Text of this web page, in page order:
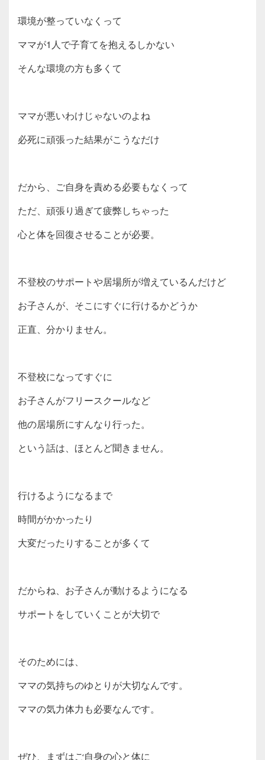
環境が整っていなくって
ママが1人で子育てを抱えるしかない
そんな環境の方も多くて
ママが悪いわけじゃないのよね
必死に頑張った結果がこうなだけ
だから、ご自身を責める必要もなくって
ただ、頑張り過ぎて疲弊しちゃった
心と体を回復させることが必要。
不登校のサポートや居場所が増えているんだけど
お子さんが、そこにすぐに行けるかどうか
正直、分かりません。
不登校になってすぐに
お子さんがフリースクールなど
他の居場所にすんなり行った。
という話は、ほとんど聞きません。
行けるようになるまで
時間がかかったり
大変だったりすることが多くて
だからね、お子さんが動けるようになる
サポートをしていくことが大切で
そのためには、
ママの気持ちのゆとりが大切なんです。
ママの気力体力も必要なんです。
ぜひ、まずはご自身の心と体に